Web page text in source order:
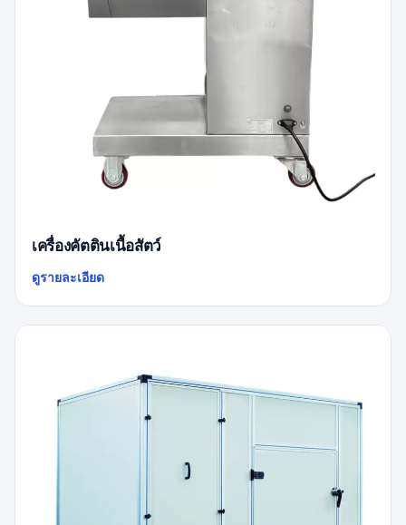
เครื่องคัตตินเนื้อสัตว์
ดูรายละเอียด